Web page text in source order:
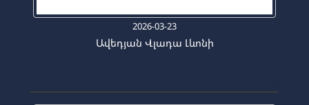
2026-03-23
Ավեդյան Վլադա Լևոնի